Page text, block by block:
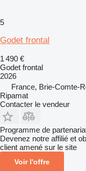
5
Godet frontal
1 490 €
Godet frontal
2026
France, Brie-Comte-
Ripamat
Contacter le vendeur
Programme de
Devenez notre affilié et
client amené sur le site
Voir l'offre